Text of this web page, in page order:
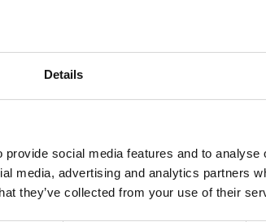
Details
social media features and to
media, advertising and analytics partners
they’ve collected from your use of their
diese später.